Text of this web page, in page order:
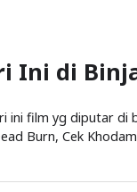
Ini di
ini film yg diputar
Burn, Cek